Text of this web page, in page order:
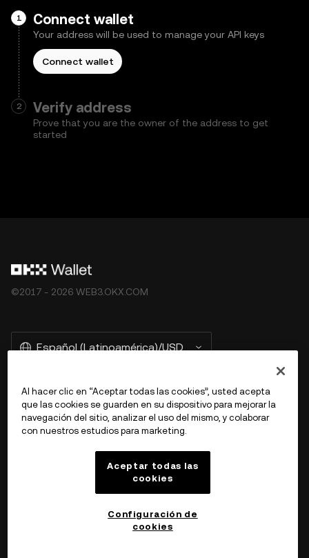
1 Connect wallet
Your address will be used to manage your API keys
Connect wallet
2 Verify address
Prove that you are the owner of the address to get
started
©2017 - 2026 WEB3.OKX.COM
Español (Latinoamérica)/USD
Más información sobre OKX Web3
Al hacer clic en “Aceptar todas las cookies”, usted acepta
que las cookies se guarden en su dispositivo para mejorar la
navegación del sitio, analizar el uso del mismo, y colaborar
con nuestros estudios para marketing.
Aceptar todas las
cookies
Configuración de
cookies